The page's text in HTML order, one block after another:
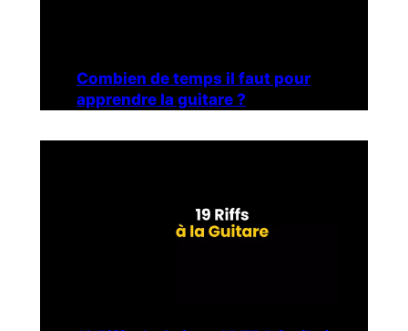
Combien de temps il faut pour
apprendre la guitare ?